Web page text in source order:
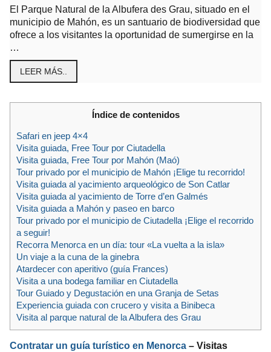
El Parque Natural de la Albufera des Grau, situado en el
municipio de Mahón, es un santuario de biodiversidad que
ofrece a los visitantes la oportunidad de sumergirse en la
LEER MÁS..
Índice de contenidos
Safari en jeep 4×4
Visita guiada, Free Tour por Ciutadella
Visita guiada, Free Tour por Mahón (Maó)
Tour privado por el municipio de Mahón ¡Elige tu recorrido!
Visita guiada al yacimiento arqueológico de Son Catlar
Visita guiada al yacimiento de Torre d’en Galmés
Visita guiada a Mahón y paseo en barco
Tour privado por el municipio de Ciutadella ¡Elige el recorrido
a seguir!
Recorra Menorca en un día: tour «La vuelta a la isla»
Un viaje a la cuna de la ginebra
Atardecer con aperitivo (guía Frances)
Visita a una bodega familiar en Ciutadella
Tour Guiado y Degustación en una Granja de Setas
Experiencia guiada con crucero y visita a Binibeca
Visita al parque natural de la Albufera des Grau
Contratar un guía turístico en Menorca – Visitas